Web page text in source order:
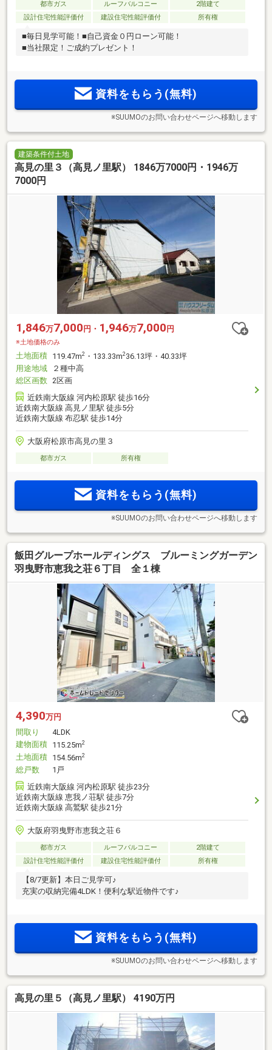
都市ガス ルーフバルコニー
2階建て
設計住宅性能評価付
建設住宅性能評価付 所有権
■毎日見学可能！■自己資金０円ローン可能！
■当社限定！ご成約プレゼント！
資料をもらう(無料)
※SUUMOのお問い合わせページへ移動します
建築条件付土地
高見の里３（高見ノ里駅） 1846万7000円・1946万
7000円
1,846万7,000 円・ 1,946万7,000 円
※土地価格のみ
土地面積 119.47m2 ・133.33m236.13坪・40.33坪
用途地域
２種中高
総区画数 2区画
近鉄南大阪線 河内松原駅 徒歩16分
近鉄南大阪線 高見ノ里駅 徒歩5分
近鉄南大阪線 布忍駅 徒歩14分
大阪府松原市高見の里３
都市ガス 所有権
資料をもらう(無料)
※SUUMOのお問い合わせページへ移動します
飯田グループホールディングス ブルーミングガーデン
羽曳野市恵我之荘６丁目 全１棟
4,390万円
間取り
4LDK
建物面積 115.25m2
土地面積 154.56m2
総戸数
1戸
近鉄南大阪線 河内松原駅 徒歩23分
近鉄南大阪線 恵我ノ荘駅 徒歩7分
近鉄南大阪線 高鷲駅 徒歩21分
大阪府羽曳野市恵我之荘６
都市ガス ルーフバルコニー
2階建て
設計住宅性能評価付
建設住宅性能評価付 所有権
【8/7更新】本日ご見学可♪
充実の収納完備4LDK！便利な駅近物件です♪
資料をもらう(無料)
※SUUMOのお問い合わせページへ移動します
高見の里５（高見ノ里駅） 4190万円